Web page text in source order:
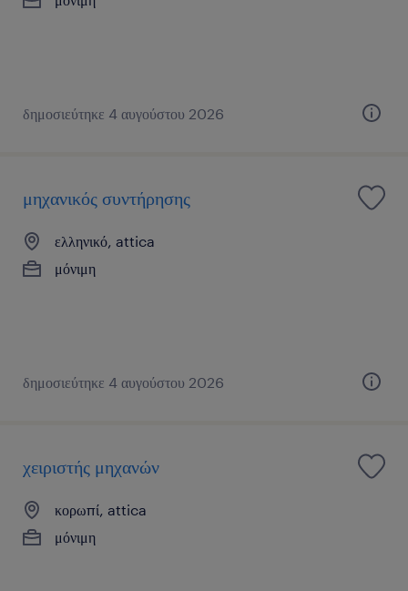
δημοσιεύτηκε 4 αυγούστου 2026
μηχανικός συντήρησης
ελληνικό, attica
μόνιμη
δημοσιεύτηκε 4 αυγούστου 2026
χειριστής μηχανών
κορωπί, attica
μόνιμη